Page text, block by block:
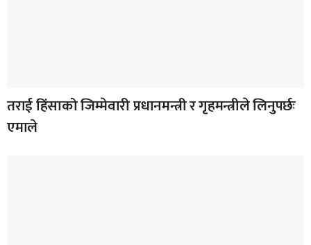
तराई हिंसाको जिम्मेवारी प्रधानमन्त्री र गृहमन्त्रीले लिनुपर्छः
एमाले